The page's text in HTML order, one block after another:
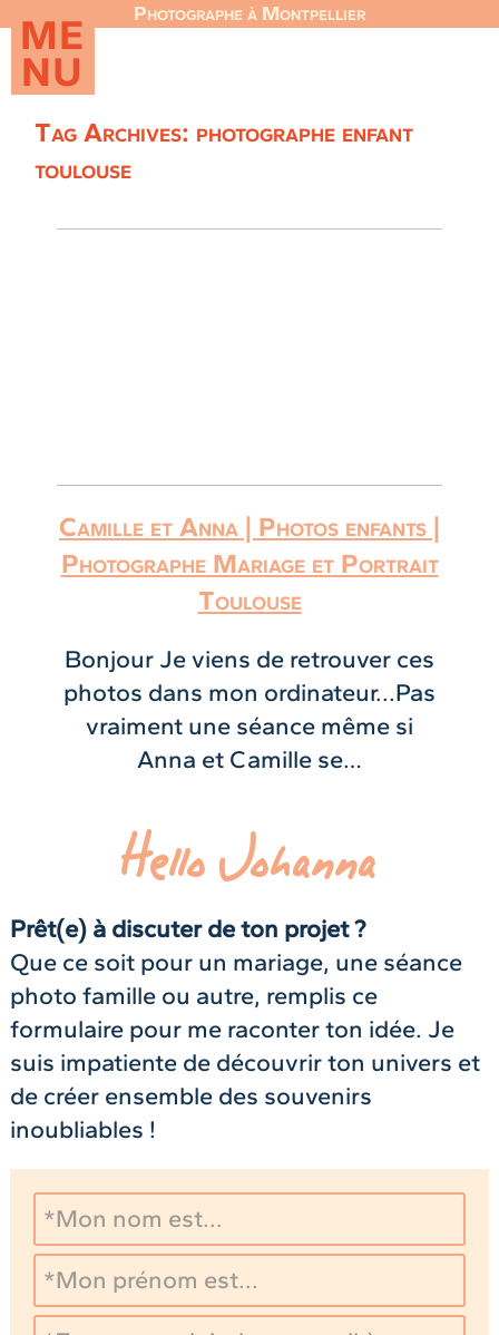
ME
NU
Photographe à Montpellier
Tag Archives: photographe enfant
toulouse
Camille et Anna | Photos enfants |
Photographe Mariage et Portrait
Toulouse
Bonjour Je viens de retrouver ces
photos dans mon ordinateur...Pas
vraiment une séance même si
Anna et Camille se…
Hello Johanna
Prêt(e) à discuter de ton projet ?
Que ce soit pour un mariage, une séance
photo famille ou autre, remplis ce
formulaire pour me raconter ton idée. Je
suis impatiente de découvrir ton univers et
de créer ensemble des souvenirs
inoubliables !